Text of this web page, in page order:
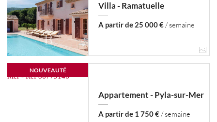
Villa - Ramatuelle
A partir de 25 000 €/ semaine
NOUVEAUTÉ
Appartement - Pyla-sur-Mer
A partir de 1 750 €/ semaine